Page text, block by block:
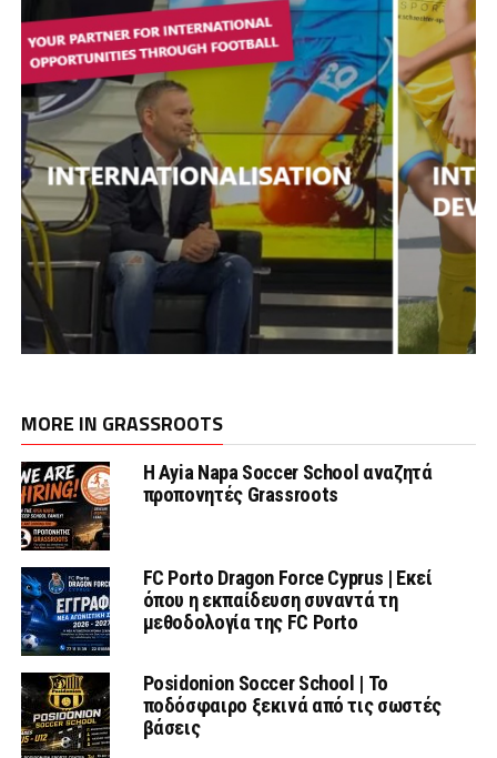
MORE IN GRASSROOTS
Η Ayia Napa Soccer School αναζητά
προπονητές Grassroots
FC Porto Dragon Force Cyprus | Εκεί
όπου η εκπαίδευση συναντά τη
μεθοδολογία της FC Porto
Posidonion Soccer School | Το
ποδόσφαιρο ξεκινά από τις σωστές
βάσεις